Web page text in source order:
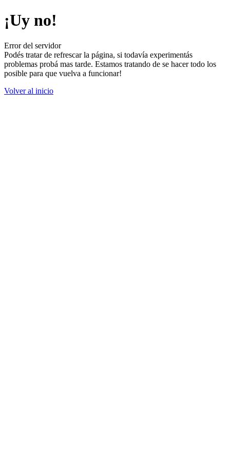
¡Uy no!
Error del servidor
Podés tratar de refrescar la página, si todavía experimentás
problemas probá mas tarde. Estamos tratando de se hacer todo los
posible para que vuelva a funcionar!
Volver al inicio